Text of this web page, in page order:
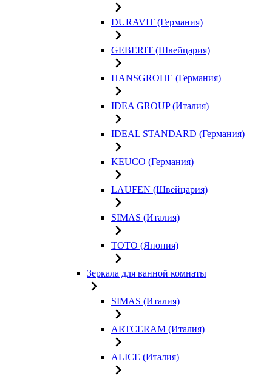
DURAVIT (Германия)
GEBERIT (Швейцария)
HANSGROHE (Германия)
IDEA GROUP (Италия)
IDEAL STANDARD (Германия)
KEUCO (Германия)
LAUFEN (Швейцария)
SIMAS (Италия)
TOTO (Япония)
Зеркала для ванной комнаты
SIMAS (Италия)
ARTCERAM (Италия)
ALICE (Италия)